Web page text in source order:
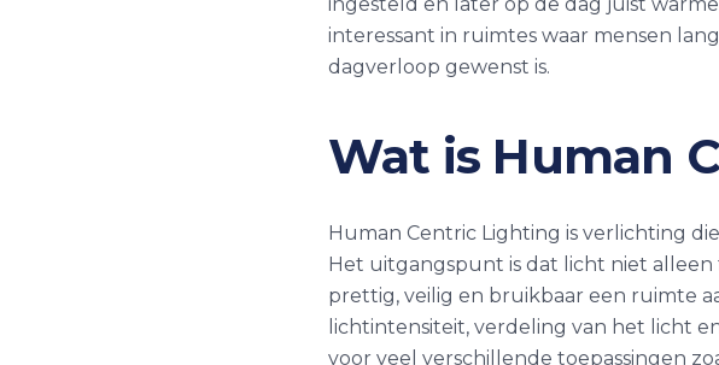
interessant in ruimtes waar mensen
dagverloop gewenst is.
Wat is Human
Human Centric Lighting is verlichting
Het uitgangspunt is dat licht niet
prettig, veilig en bruikbaar een ruimte
lichtintensiteit, verdeling van het licht
voor veel verschillende toepassingen